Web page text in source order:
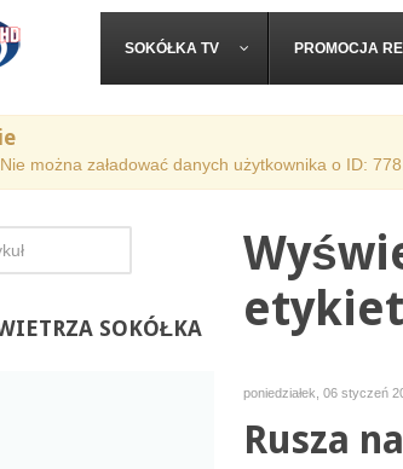
SOKÓŁKA TV PROMOCJA
można załadować danych użytkownika o ID: 778.
poniedziałek, 06 styczeń
Rusza
SOKÓŁKA